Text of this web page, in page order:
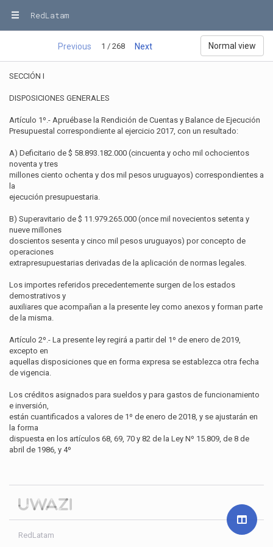
RedLatam
Previous 1 / 268 Next Normal view
SECCIÓN I
DISPOSICIONES GENERALES
Artículo 1º.- Apruébase la Rendición de Cuentas y Balance de Ejecución
Presupuestal correspondiente al ejercicio 2017, con un resultado:
A) Deficitario de $ 58.893.182.000 (cincuenta y ocho mil ochocientos
noventa y tres
millones ciento ochenta y dos mil pesos uruguayos) correspondientes a
la
ejecución presupuestaria.
B) Superavitario de $ 11.979.265.000 (once mil novecientos setenta y
nueve millones
doscientos sesenta y cinco mil pesos uruguayos) por concepto de
operaciones
extrapresupuestarias derivadas de la aplicación de normas legales.
Los importes referidos precedentemente surgen de los estados
demostrativos y
auxiliares que acompañan a la presente ley como anexos y forman parte
de la misma.
Artículo 2º.- La presente ley regirá a partir del 1º de enero de 2019,
excepto en
aquellas disposiciones que en forma expresa se establezca otra fecha
de vigencia.
Los créditos asignados para sueldos y para gastos de funcionamiento
e inversión,
están cuantificados a valores de 1º de enero de 2018, y se ajustarán en
la forma
dispuesta en los artículos 68, 69, 70 y 82 de la Ley Nº 15.809, de 8 de
abril de 1986, y 4º
RedLatam